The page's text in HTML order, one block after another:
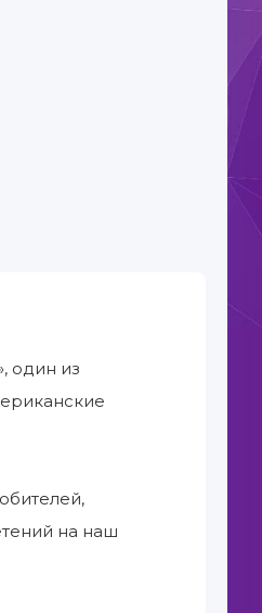
один из
на наш